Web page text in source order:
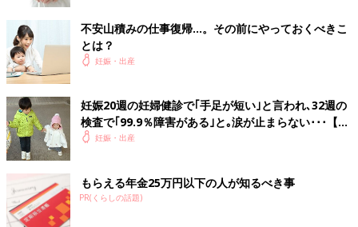
不安山積みの仕事復帰…。その前にやっておくべきこ
とは？
妊娠・出産
妊娠20週の妊婦健診で｢手足が短い｣と言われ､32週の
検査で｢99.9％障害がある｣と｡涙が止まらない･･･【ス
ティックラー症候群1型】
妊娠・出産
もらえる年金25万円以下の人が知るべき事
PR(くらしの話題)